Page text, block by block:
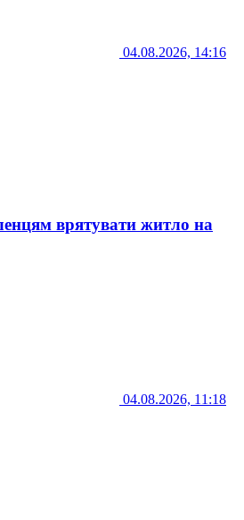
04.08.2026, 14:16
врятувати житло на
04.08.2026, 11:18